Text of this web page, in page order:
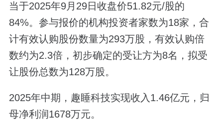
当于2025年9月29日收盘价51.82元/股的
84%。参与报价的机构投资者家数为18家，合
计有效认购股份数量为293万股，有效认购倍
数约为2.3倍，初步确定的受让方为8名，拟受
让股份总数为128万股。
2025年中期，趣睡科技实现收入1.46亿元，归
母净利润1678万元。